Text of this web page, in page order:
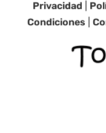
Privacidad
Condiciones |